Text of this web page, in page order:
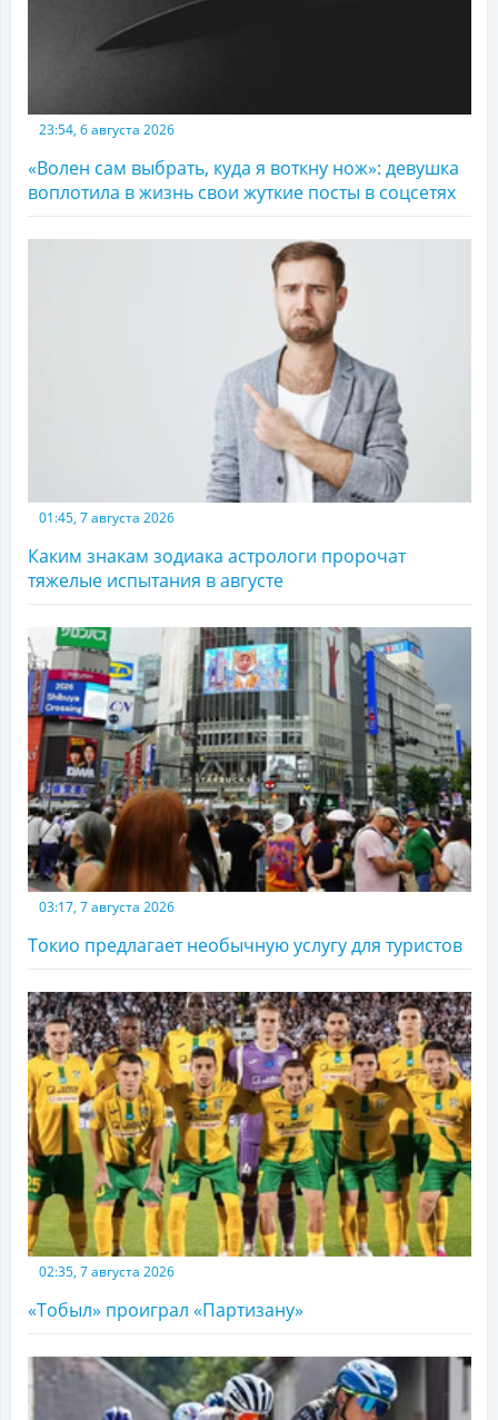
23:54, 6 августа 2026
«Волен сам выбрать, куда я воткну нож»: девушка
воплотила в жизнь свои жуткие посты в соцсетях
01:45, 7 августа 2026
Каким знакам зодиака астрологи пророчат
тяжелые испытания в августе
03:17, 7 августа 2026
Токио предлагает необычную услугу для туристов
02:35, 7 августа 2026
«Тобыл» проиграл «Партизану»